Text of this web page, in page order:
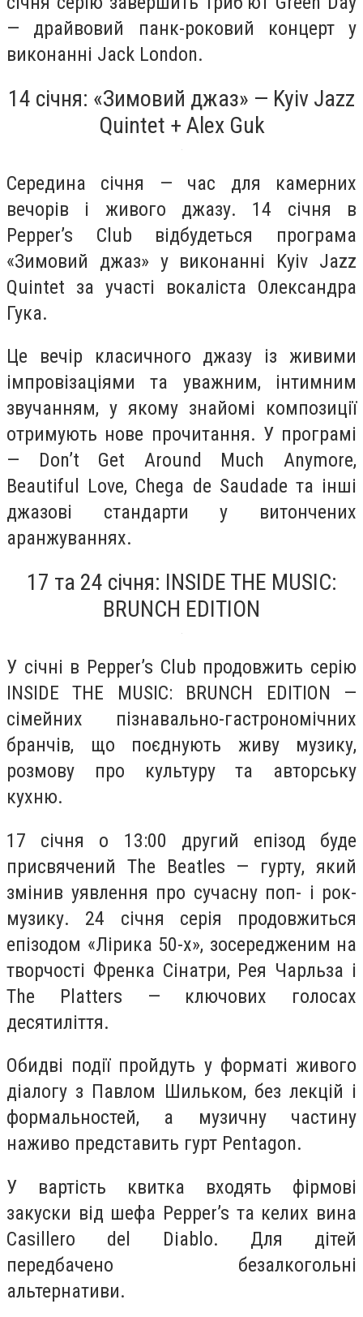
— драйвовий панк-роковий концерт у
виконанні Jack London.
14 січня: «Зимовий джаз» — Kyiv Jazz
Quintet + Alex Guk
Середина січня — час для камерних
вечорів і живого джазу. 14 січня в
Pepper’s Club відбудеться програма
«Зимовий джаз» у виконанні Kyiv Jazz
Quintet за участі вокаліста Олександра
Гука.
Це вечір класичного джазу із живими
імпровізаціями та уважним, інтимним
звучанням, у якому знайомі композиції
отримують нове прочитання. У програмі
— Don’t Get Around Much Anymore,
Beautiful Love, Chega de Saudade та інші
джазові стандарти у витончених
аранжуваннях.
17 та 24 січня: INSIDE THE MUSIC:
BRUNCH EDITION
У січні в Pepper’s Club продовжить серію
INSIDE THE MUSIC: BRUNCH EDITION —
сімейних пізнавально-гастрономічних
бранчів, що поєднують живу музику,
розмову про культуру та авторську
кухню.
17 січня о 13:00 другий епізод буде
присвячений The Beatles — гурту, який
змінив уявлення про сучасну поп- і рок-
музику. 24 січня серія продовжиться
епізодом «Лірика 50-х», зосередженим на
творчості Френка Сінатри, Рея Чарльза і
The Platters — ключових голосах
десятиліття.
Обидві події пройдуть у форматі живого
діалогу з Павлом Шильком, без лекцій і
формальностей, а музичну частину
наживо представить гурт Pentagon.
У вартість квитка входять фірмові
закуски від шефа Pepper’s та келих вина
Casillero del Diablo. Для дітей
передбачено безалкогольні
альтернативи.